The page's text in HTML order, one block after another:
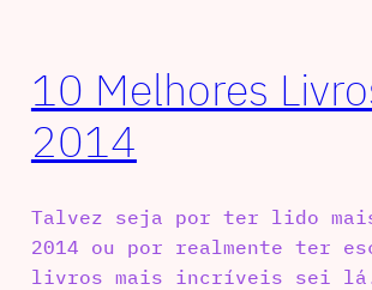
10 Melhores
2014
Talvez seja por ter lido
2014 ou por realmente ter
livros mais incríveis sei